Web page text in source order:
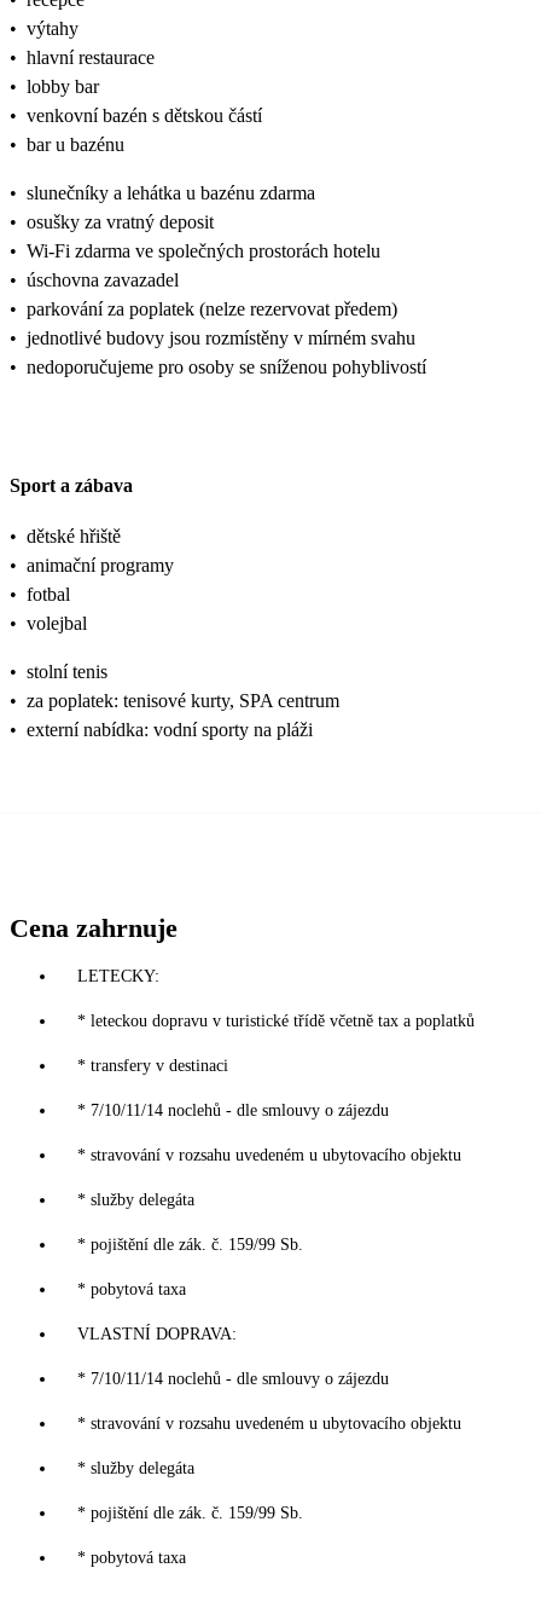
• výtahy
• hlavní restaurace
• lobby bar
• venkovní bazén s dětskou částí
• bar u bazénu
• slunečníky a lehátka u bazénu zdarma
• osušky za vratný deposit
• Wi-Fi zdarma ve společných prostorách hotelu
• úschovna zavazadel
• parkování za poplatek (nelze rezervovat předem)
• jednotlivé budovy jsou rozmístěny v mírném svahu
• nedoporučujeme pro osoby se sníženou pohyblivostí
Sport a zábava
• dětské hřiště
• animační programy
• fotbal
• volejbal
• stolní tenis
• za poplatek: tenisové kurty, SPA centrum
• externí nabídka: vodní sporty na pláži
Cena zahrnuje
LETECKY:
* leteckou dopravu v turistické třídě včetně tax a poplatků
* transfery v destinaci
* 7/10/11/14 noclehů - dle smlouvy o zájezdu
* stravování v rozsahu uvedeném u ubytovacího objektu
* služby delegáta
* pojištění dle zák. č. 159/99 Sb.
* pobytová taxa
VLASTNÍ DOPRAVA:
* 7/10/11/14 noclehů - dle smlouvy o zájezdu
* stravování v rozsahu uvedeném u ubytovacího objektu
* služby delegáta
* pojištění dle zák. č. 159/99 Sb.
* pobytová taxa